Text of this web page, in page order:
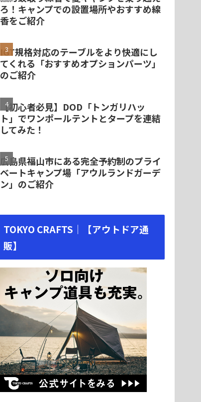
ろ！キャンプでの設置場所やおすすめ線
香をご紹介
IGT規格対応のテーブルをより快適にし
てくれる「おすすめオプションパーツ」
のご紹介
【初心者必見】DOD「トンガリハッ
ト」でワンポールテントとタープを連結
してみた！
広島県福山市にある完全予約制のプライ
ベートキャンプ場「アウルランドガーデ
ン」のご紹介
TOKYO CRAFTS｜【アウトドア通
販】